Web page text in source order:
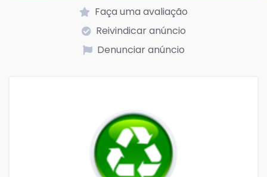
Faça uma avaliação
Reivindicar anúncio
Denunciar anúncio